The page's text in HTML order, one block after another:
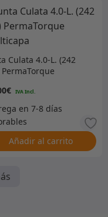
Culata 4.0-L. (242
€
Añadir al carrito